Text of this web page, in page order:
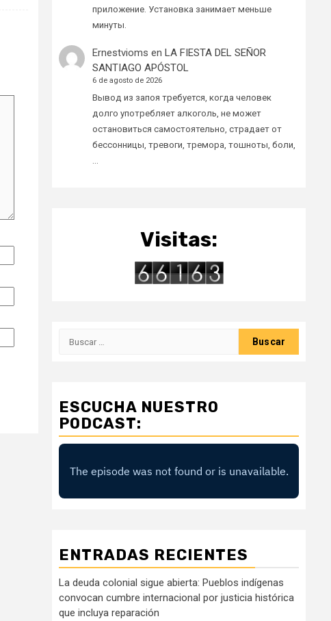
приложение. Установка занимает меньше
минуты.
Ernestvioms en LA FIESTA DEL SEÑOR
SANTIAGO APÓSTOL
6 de agosto de 2026
Вывод из запоя требуется, когда человек
долго употребляет алкоголь, не может
остановиться самостоятельно, страдает от
бессонницы, тревоги, тремора, тошноты, боли,
…
Visitas:
ESCUCHA NUESTRO
PODCAST:
ENTRADAS RECIENTES
La deuda colonial sigue abierta: Pueblos indígenas
convocan cumbre internacional por justicia histórica
que incluya reparación